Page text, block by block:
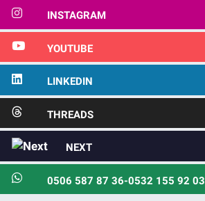
INSTAGRAM
YOUTUBE
LINKEDIN
THREADS
NEXT
0506 587 87 36-0532 155 92 03